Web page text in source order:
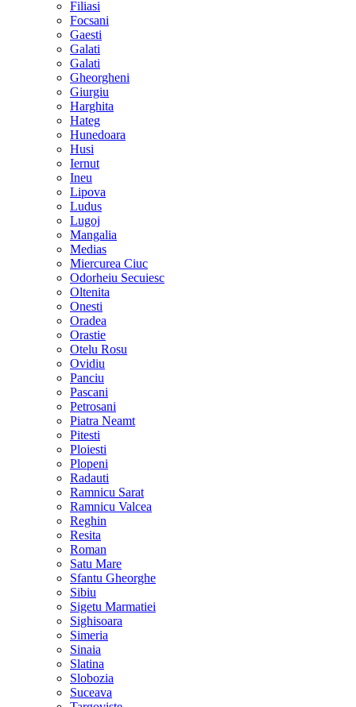
Filiasi
Focsani
Gaesti
Galati
Galati
Gheorgheni
Giurgiu
Harghita
Hateg
Hunedoara
Husi
Iernut
Ineu
Lipova
Ludus
Lugoj
Mangalia
Medias
Miercurea Ciuc
Odorheiu Secuiesc
Oltenita
Onesti
Oradea
Orastie
Otelu Rosu
Ovidiu
Panciu
Pascani
Petrosani
Piatra Neamt
Pitesti
Ploiesti
Plopeni
Radauti
Ramnicu Sarat
Ramnicu Valcea
Reghin
Resita
Roman
Satu Mare
Sfantu Gheorghe
Sibiu
Sigetu Marmatiei
Sighisoara
Simeria
Sinaia
Slatina
Slobozia
Suceava